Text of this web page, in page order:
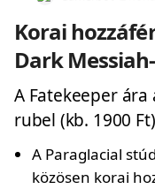
Korai
Dark
A Fatekeeper
rubel (kb. 1900
A Paraglacial
közösen korai